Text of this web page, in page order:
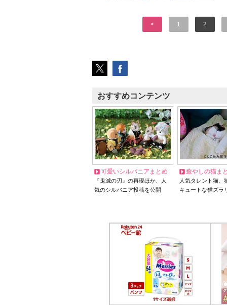
< 1 2
おすすめコンテンツ
可愛いシルバニアまとめ
『鬼滅の刃』の再現ほか、人
気のシルバニア投稿を公開
癒やしの猫ま
人気タレント猫
キュートな猫ズラ